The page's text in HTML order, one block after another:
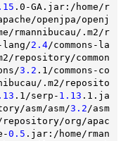
.0-GA.jar:/home/r
openjpa/openj
rmannibucau/.m2/r
lang/2.4/commons-la
repository/common
3.2 .1/commons-co
.m2/reposito
.1/serp- 1.13 .1.ja
asm/asm/3.2 /asm
repository/org/apac
0.5 .jar:/home/rman